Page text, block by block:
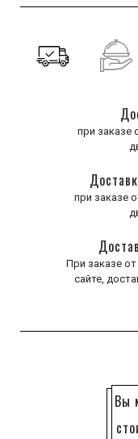
при заказе
при заказе
При заказе
сайте,
Вы